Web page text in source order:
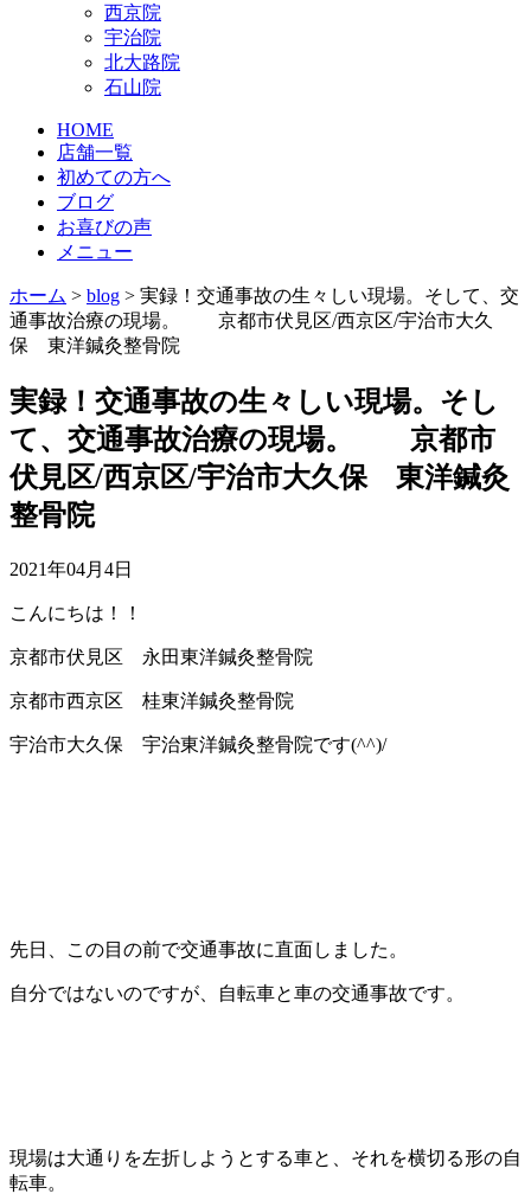
西京院
宇治院
北大路院
石山院
HOME
店舗一覧
初めての方へ
ブログ
お喜びの声
メニュー
ホーム > blog > 実録！交通事故の生々しい現場。そして、交
通事故治療の現場。 京都市伏見区/西京区/宇治市大久
保 東洋鍼灸整骨院
実録！交通事故の生々しい現場。そし
て、交通事故治療の現場。 京都市
伏見区/西京区/宇治市大久保 東洋鍼灸
整骨院
2021年04月4日
こんにちは！！
京都市伏見区 永田東洋鍼灸整骨院
京都市西京区 桂東洋鍼灸整骨院
宇治市大久保 宇治東洋鍼灸整骨院です(^^)/
先日、この目の前で交通事故に直面しました。
自分ではないのですが、自転車と車の交通事故です。
現場は大通りを左折しようとする車と、それを横切る形の自
転車。